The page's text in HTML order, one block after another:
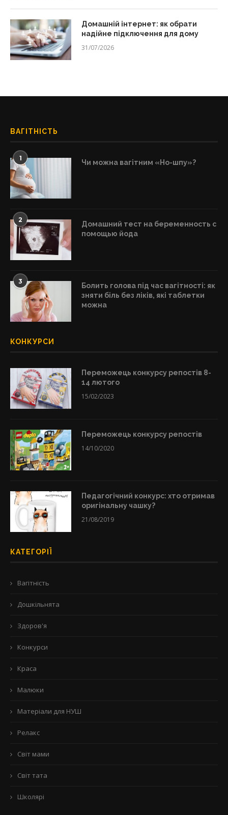
Домашній інтернет: як обрати
надійне підключення для дому
31/07/2026
ВАГІТНІСТЬ
1 Чи можна вагітним «Но-шпу»?
2
Домашний тест на беременность с
помощью йода
3
Болить голова під час вагітності: як
зняти біль без ліків, які таблетки
можна
КОНКУРСИ
Переможець конкурсу репостів 8-
14 лютого
15/02/2023
Переможець конкурсу репостів
14/10/2020
Педагогічний конкурс: хто отримав
оригінальну чашку?
21/08/2019
КАТЕГОРІЇ
Вагітність
Дошкільнята
Здоров'я
Конкурси
Краса
Малюки
Матеріали для НУШ
Релакс
Світ мами
Світ тата
Школярі